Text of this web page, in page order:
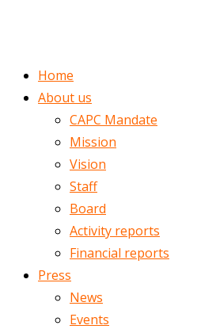
Home
About us
CAPC Mandate
Mission
Vision
Staff
Board
Activity reports
Financial reports
Press
News
Events